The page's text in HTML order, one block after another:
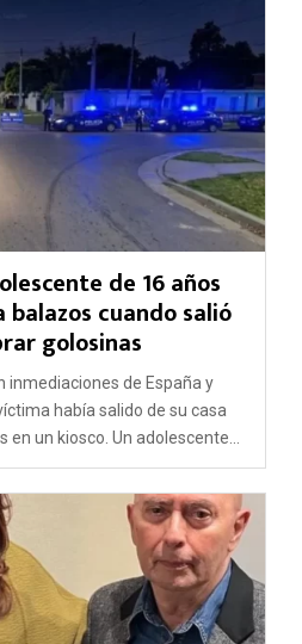
de 16 años
cuando salió
golosinas
inmediaciones de España y
había salido de su casa
un kiosco. Un adolescente...